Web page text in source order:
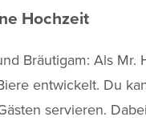
Hochzeit
Bräutigam: Als Mr.
entwickelt. Du
servieren.